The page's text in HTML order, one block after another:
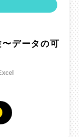
データの可